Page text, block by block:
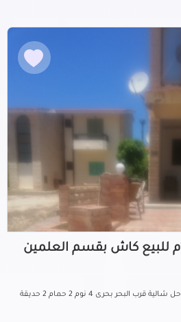
شاليه أنواع أخرى 125م للبيع كاش بقسم العلمين
شالية قرية المعمورة الجديدة الساحل شالية قرب البحر بحرى 4 نوم 2 حمام 2 حديقة